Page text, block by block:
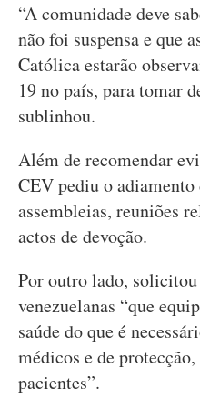
“A comunidade deve
não foi suspensa e que
Católica estarão
19 no país, para tomar
sublinhou.
Além de recomendar
CEV pediu o adiamento
assembleias, reuniões
actos de devoção.
Por outro lado, solicitou
venezuelanas “que
saúde do que é
médicos e de
pacientes”.